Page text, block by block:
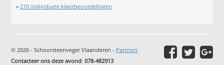
»210 individuele klantbeoordelingen
© 2026 - Schoorsteenveger Vlaanderen - Partners
Contacteer ons deze avond:078-482913